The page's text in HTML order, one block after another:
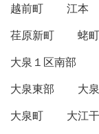
越前町
江本
荏原新町
蛯町
大泉１区南部
大泉東部
大
大泉町
大江干